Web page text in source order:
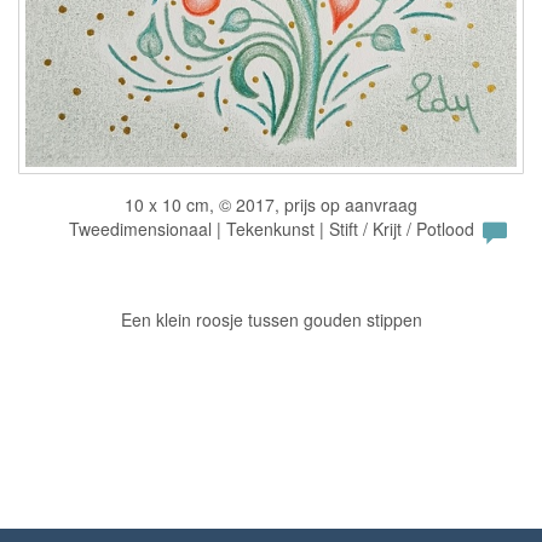
10 x 10 cm, © 2017, prijs op aanvraag
Tweedimensionaal | Tekenkunst | Stift / Krijt / Potlood
Een klein roosje tussen gouden stippen